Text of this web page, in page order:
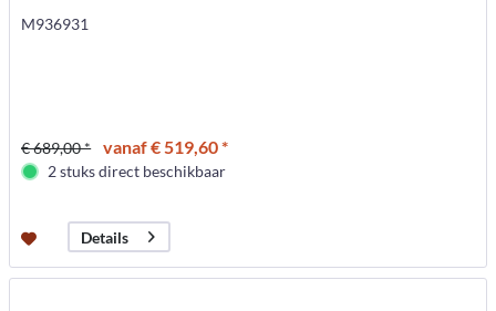
M936931
€ 689,00 * vanaf € 519,60 *
2 stuks direct beschikbaar
Details